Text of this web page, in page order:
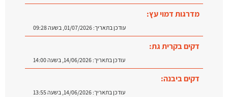
מדרגות דמוי עץ:
עודכן בתאריך:01/07/2026, בשעה 09:28
דקים בקרית גת:
עודכן בתאריך:14/06/2026, בשעה 14:00
דקים ביבנה:
עודכן בתאריך:14/06/2026, בשעה 13:55